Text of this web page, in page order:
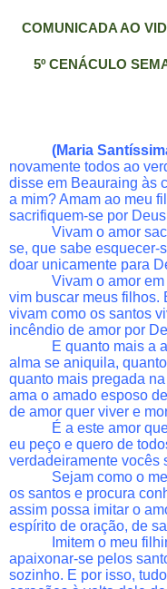
COMUNICADA AO
5º CENÁCULO
(Maria
novamente todos ao
disse em Beauraing às
a mim? Amam ao meu
sacrifiquem-se por
Vivam o amor
se, que sabe esquecer-
doar unicamente para
Vivam o amor
vim buscar meus filhos.
vivam como os santos
incêndio de amor por
E quanto mais a
alma se aniquila,
quanto mais pregada
ama o amado esposo
de amor quer viver e
É a este amor
eu peço e quero de
verdadeiramente vocês
Sejam como o
os santos e procura
assim possa imitar o
espírito de oração, de
Imitem o meu
apaixonar-se pelos
sozinho. E por isso,